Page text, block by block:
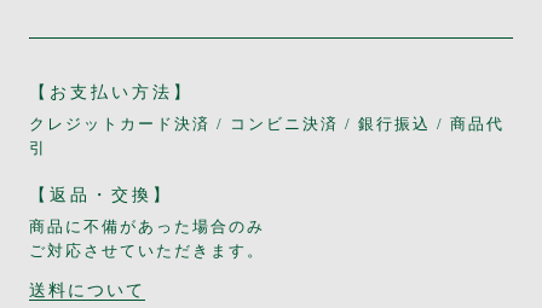
【お支払い方法】
クレジットカード決済 / コンビニ決済 / 銀行振込 / 商品代
引
【返品・交換】
商品に不備があった場合のみ
ご対応させていただきます。
送料について